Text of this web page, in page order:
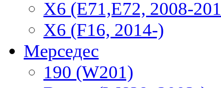
X6 (E71,E72, 2008-
X6 (F16, 2014-)
Мерседес
190 (W201)